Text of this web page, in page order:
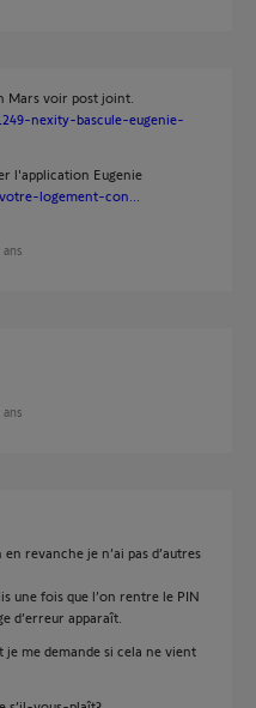
Mars voir post joint.
nexity-bascule-eugenie-
l'application Eugenie
logement-con...
ans
ans
revanche je n’ai pas d’autres
une fois que l’on rentre le PIN
d’erreur apparaît.
me demande si cela ne vient